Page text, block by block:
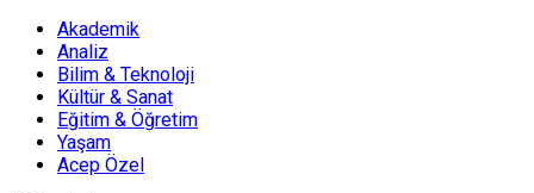
Akademik
Analiz
Bilim & Teknoloji
Kültür & Sanat
Eğitim & Öğretim
Yaşam
Acep Özel